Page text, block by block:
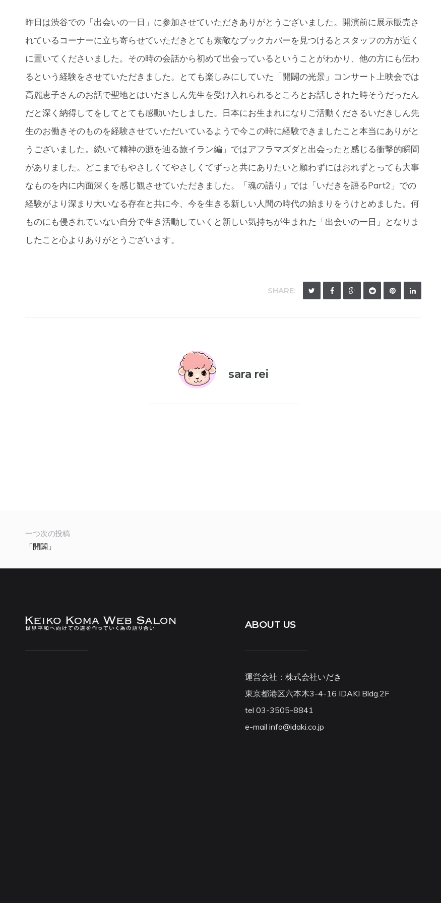
昨日は渋谷での「出会いの一日」に参加させていただきありがとうございました。開演前に展示販売さ
れているコーナーに立ち寄らせていただきとても素敵なブックカバーを見つけるとスタッフの方が近く
に置いてくださいました。その時の会話から初めて出会っているということがわかり、他の方にも伝わ
るという経験をさせていただきました。とても楽しみにしていた「開闢の光景」コンサート上映会では
高麗恵子さんのお話で聖地とはいだきしん先生を受け入れられるところとお話しされた時そうだったん
だと深く納得してをしてとても感動いたしました。日本にお生まれになりご活動くださるいだきしん先
生のお働きそのものを経験させていただいているようで今この時に経験できましたこと本当にありがと
うございました。続いて精神の源を辿る旅イラン編」ではアフラマズダと出会ったと感じる衝撃的瞬間
がありました。どこまでもやさしくてやさしくてずっと共にありたいと願わずにはおれずとっても大事
なものを内に内面深くを感じ観させていただきました。「魂の語り」では「いだきを語るPart2」での
経験がより深まり大いなる存在と共に今、今を生きる新しい人間の時代の始まりをうけとめました。何
ものにも侵されていない自分で生き活動していくと新しい気持ちが生まれた「出会いの一日」となりま
したこと心よりありがとうございます。
SHARE:
sara rei
一つ次の投稿
「開闢」
ABOUT US
運営会社：株式会社いだき
東京都港区六本木3-4-16 IDAKI Bldg.2F
tel 03-3505-8841
e-mail info@idaki.co.jp